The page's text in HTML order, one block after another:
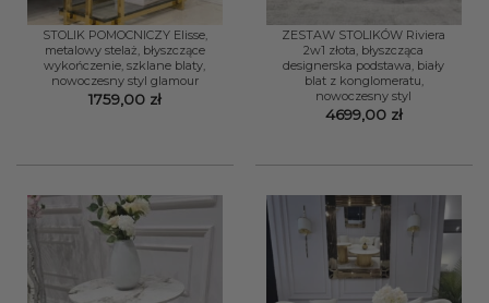
STOLIK POMOCNICZY Elisse,
metalowy stelaż, błyszczące
wykończenie, szklane blaty,
nowoczesny styl glamour
1759,00 zł
ZESTAW STOLIKÓW Riviera
2w1 złota, błyszcząca
designerska podstawa, biały
blat z konglomeratu,
nowoczesny styl
4699,00 zł